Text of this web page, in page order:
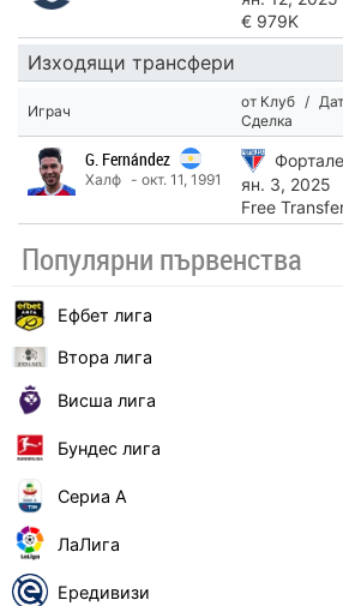
Популярни първенства
Ефбет лига
Втора лига
Висша лига
Бундес лига
Сериа А
ЛаЛига
Ередивизи
€ 979K
Изходящи трансфери
Играч
от Клуб /
Сделка
G. Fernández
Халф - окт. 11, 1991
ян. 3, 2025
Free